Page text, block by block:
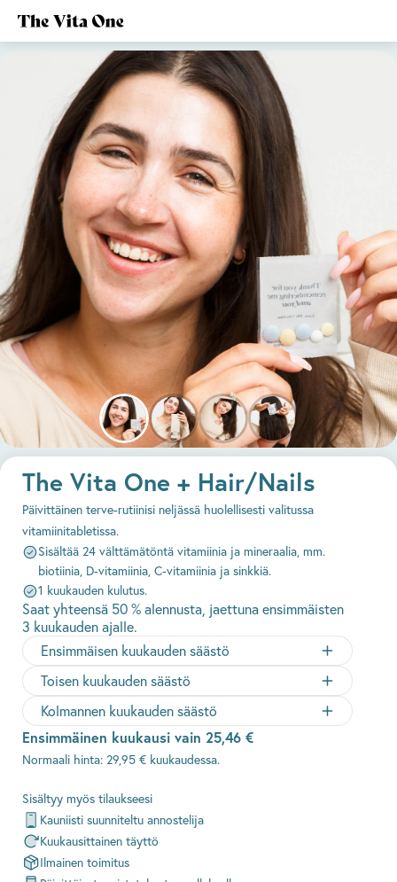
The Vita One + Hair/Nails
Päivittäinen terve-rutiinisi neljässä huolellisesti valitussa
vitamiinitabletissa.
Sisältää 24 välttämätöntä vitamiinia ja mineraalia, mm.
biotiinia, D-vitamiinia, C-vitamiinia ja sinkkiä.
1 kuukauden kulutus.
Saat yhteensä 50 % alennusta, jaettuna ensimmäisten
3 kuukauden ajalle.
Ensimmäisen kuukauden säästö
Toisen kuukauden säästö
Kolmannen kuukauden säästö
Ensimmäinen kuukausi vain 25,46 €
Normaali hinta: 29,95 € kuukaudessa.
Sisältyy myös tilaukseesi
Kauniisti suunniteltu annostelija
Kuukausittainen täyttö
Ilmainen toimitus